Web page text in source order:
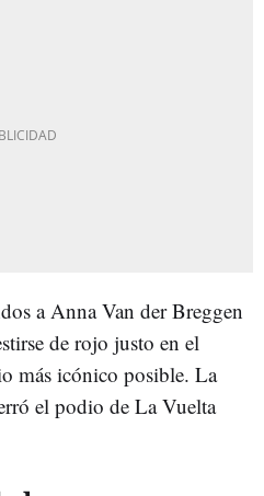
a Anna Van der Breggen
de rojo justo en el
más icónico posible. La
el podio de La Vuelta